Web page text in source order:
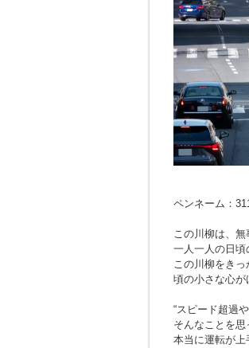
ペンネーム：
この川柳は、無
一人一人の日頃
この川柳をき
頃の小さな心が
“スピード超過
そんなことを思
本当に運転が上